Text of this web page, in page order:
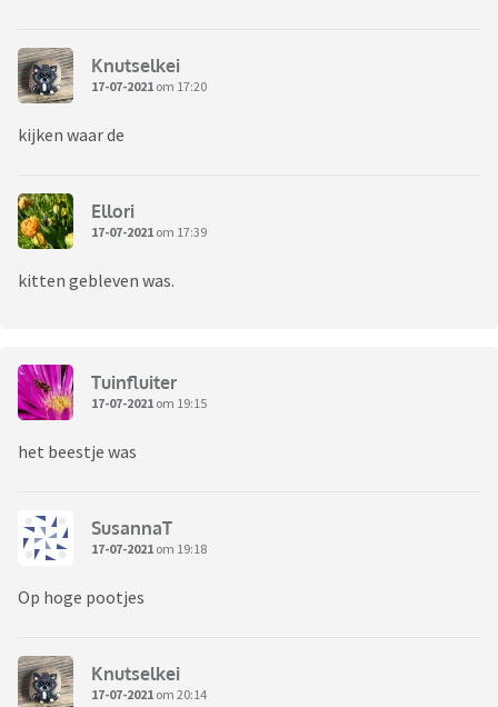
Knutselkei
17-07-2021 om 17:20
kijken waar de
Ellori
17-07-2021 om 17:39
kitten gebleven was.
Tuinfluiter
17-07-2021 om 19:15
het beestje was
SusannaT
17-07-2021 om 19:18
Op hoge pootjes
Knutselkei
17-07-2021 om 20:14